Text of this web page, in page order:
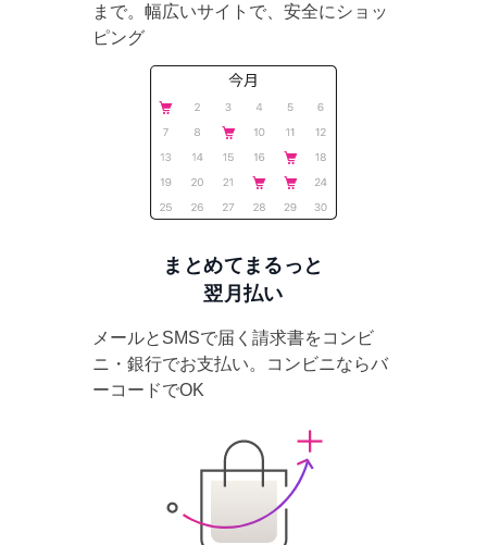
まで。幅広いサイトで、安全にショッ
ピング
まとめてまるっと
翌月払い
メールとSMSで届く請求書をコンビ
ニ・銀行でお支払い。コンビニならバ
ーコードでOK